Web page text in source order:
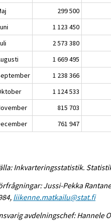
299 500
1 123 450
2 573 380
1 669 495
1 238 366
1 124 533
815 703
761 947
Inkvarteringsstatistik.
Jussi-Pekka
liikenne.matkailu@stat.fi
avdelningschef: Hannele